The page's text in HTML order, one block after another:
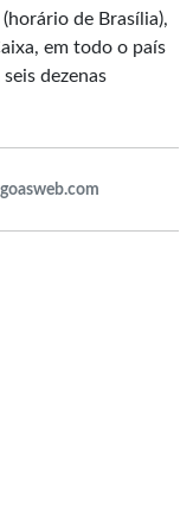
de Brasília),
em todo o país
dezenas